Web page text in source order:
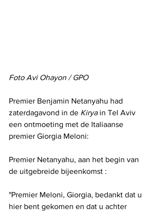
Foto Avi Ohayon / GPO
Premier Benjamin Netanyahu had
zaterdagavond in de Kirya in Tel Aviv
een ontmoeting met de Italiaanse
premier Giorgia Meloni:
Premier Netanyahu, aan het begin van
de uitgebreide bijeenkomst :
"Premier Meloni, Giorgia, bedankt dat u
hier bent gekomen en dat u achter